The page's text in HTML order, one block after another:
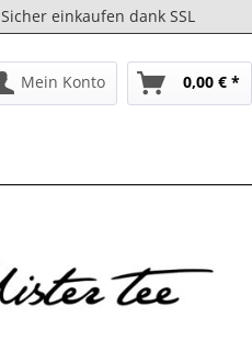
Sicher einkaufen dank SSL
Mein Konto 0,00 € *